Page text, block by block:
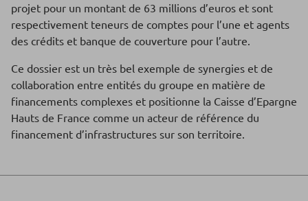
projet pour un montant de 63 millions d’euros et sont
respectivement teneurs de comptes pour l’une et agents
des crédits et banque de couverture pour l’autre.
Ce dossier est un très bel exemple de synergies et de
collaboration entre entités du groupe en matière de
financements complexes et positionne la Caisse d’Epargne
Hauts de France comme un acteur de référence du
financement d’infrastructures sur son territoire.